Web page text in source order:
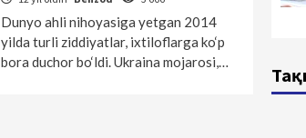
Dunyo ahli nihoyasiga yetgan 2014
yilda turli ziddiyatlar, ixtiloflarga ko‘p
bora duchor bo‘ldi. Ukraina mojarosi,…